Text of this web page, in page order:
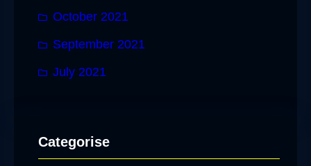
October 2021
September 2021
July 2021
Categorise